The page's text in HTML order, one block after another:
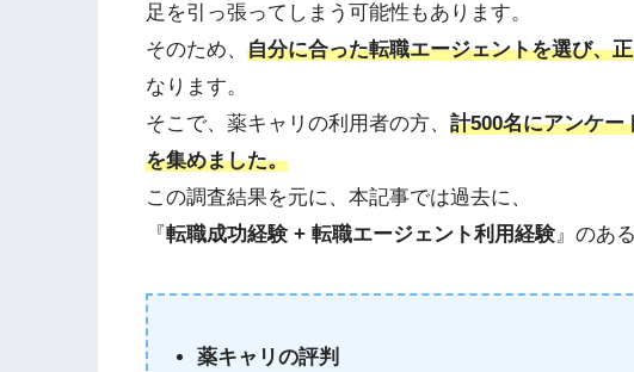
足を引っ張ってしまう可能性もあります。
そのため、 自分に合った転職エージェントを選び、
なります。
そこで、薬キャリの利用者の方、 計500名にアンケー
を集めました。
この調査結果を元に、本記事では過去に、
『転職成功経験 + 転職エージェント利用経験』のあ
薬キャリの評判